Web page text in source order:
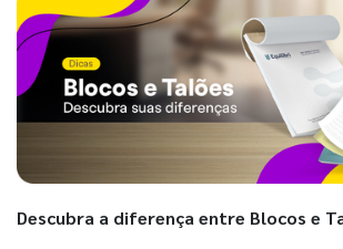
Descubra a diferença entre Blocos e